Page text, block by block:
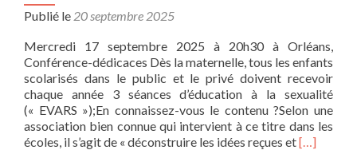
Publié le 20 septembre 2025
Mercredi 17 septembre 2025 à 20h30 à Orléans,
Conférence-dédicaces Dès la maternelle, tous les enfants
scolarisés dans le public et le privé doivent recevoir
chaque année 3 séances d’éducation à la sexualité
(« EVARS »);En connaissez-vous le contenu ?Selon une
association bien connue qui intervient à ce titre dans les
écoles, il s’agit de « déconstruire les idées reçues etEn
[…]